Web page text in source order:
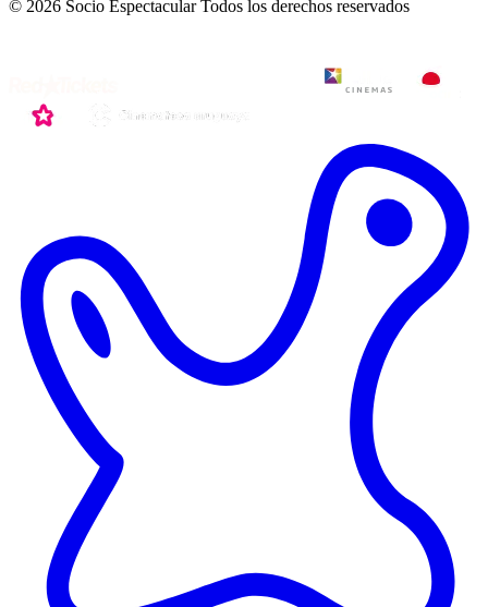
© 2026 Socio Espectacular Todos los derechos reservados